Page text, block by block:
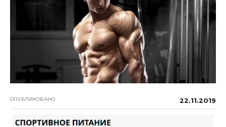
ОПУБЛИКОВАНО 22.11.2019